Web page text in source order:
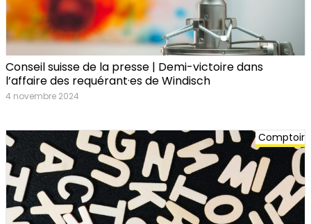
Conseil suisse de la presse | Demi-victoire dans
l’affaire des requérant·es de Windisch
4 novembre 2024
Comptoir